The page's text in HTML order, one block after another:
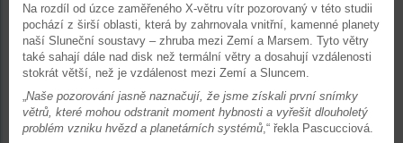
Na rozdíl od úzce zaměřeného X-větru vítr pozorovaný v této studii
pochází z širší oblasti, která by zahrnovala vnitřní, kamenné planety
naší Sluneční soustavy – zhruba mezi Zemí a Marsem. Tyto větry
také sahají dále nad disk než termální větry a dosahují vzdálenosti
stokrát větší, než je vzdálenost mezi Zemí a Sluncem.
Naše pozorování jasně naznačují, že jsme získali první snímky
větrů, které mohou odstranit moment hybnosti a vyřešit dlouholetý
problém vzniku hvězd a planetárních systémů ,“ řekla Pascucciová.